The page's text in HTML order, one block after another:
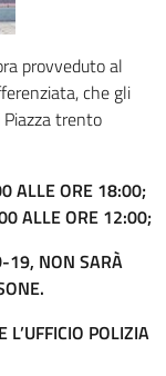
provveduto al
che gli
trento
ALLE ORE 18:00;
ALLE ORE 12:00;
19, NON SARÀ
POLIZIA